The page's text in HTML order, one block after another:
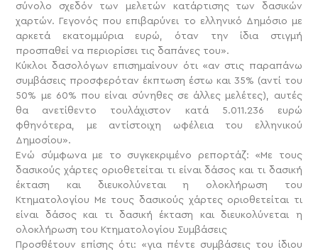
σύνολο σχεδόν των μελετών κατάρτισης των δασικών
χαρτών. Γεγονός που επιβαρύνει το ελληνικό Δημόσιο με
αρκετά εκατομμύρια ευρώ, όταν την ίδια στιγμή
προσπαθεί να περιορίσει τις δαπάνες του».
Κύκλοι δασολόγων επισημαίνουν ότι «αν στις παραπάνω
συμβάσεις προσφερόταν έκπτωση έστω και 35% (αντί του
50% με 60% που είναι σύνηθες σε άλλες μελέτες), αυτές
θα ανετίθεντο τουλάχιστον κατά 5.011.236 ευρώ
φθηνότερα, με αντίστοιχη ωφέλεια του ελληνικού
Δημοσίου».
Ενώ σύμφωνα με το συγκεκριμένο ρεπορτάζ: «Με τους
δασικούς χάρτες οριοθετείται τι είναι δάσος και τι δασική
έκταση και διευκολύνεται η ολοκλήρωση του
Κτηματολογίου Με τους δασικούς χάρτες οριοθετείται τι
είναι δάσος και τι δασική έκταση και διευκολύνεται η
ολοκλήρωση του Κτηματολογίου Συμβάσεις
Προσθέτουν επίσης ότι: «για πέντε συμβάσεις του ίδιου